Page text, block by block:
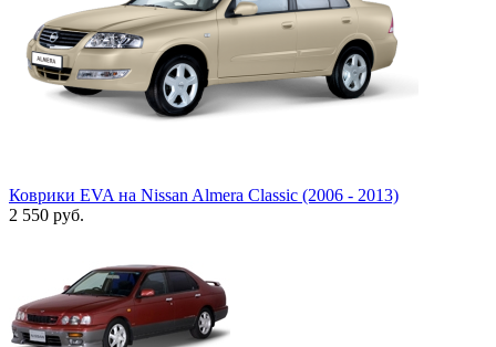
Коврики EVA на Nissan Almera Classic (2006 - 2013)
2 550 руб.